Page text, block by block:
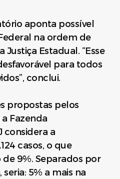
aponta possível
na ordem de
Justiça Estadual. “Esse
para todos
conclui.
propostas pelos
Fazenda
considera a
casos, o que
9%. Separados por
5% a mais na